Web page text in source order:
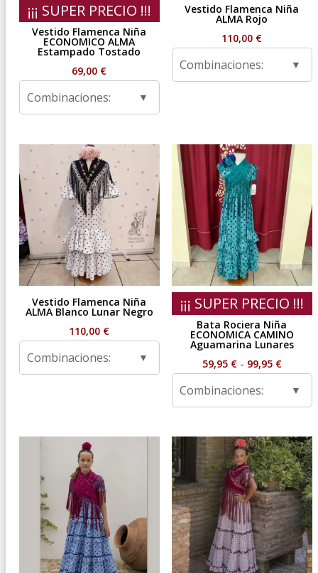
¡¡¡ SUPER PRECIO !!!
Vestido Flamenca Niña
ECONOMICO ALMA
Estampado Tostado
69,00 €
Combinaciones:
Vestido Flamenca Niña
ALMA Rojo
110,00 €
Combinaciones:
Vestido Flamenca Niña
ALMA Blanco Lunar Negro
110,00 €
Combinaciones:
¡¡¡ SUPER PRECIO !!!
Bata Rociera Niña
ECONOMICA CAMINO
Aguamarina Lunares
59,95 € - 99,95 €Rango
59,95 €
hasta
99,95 €
Combinaciones: